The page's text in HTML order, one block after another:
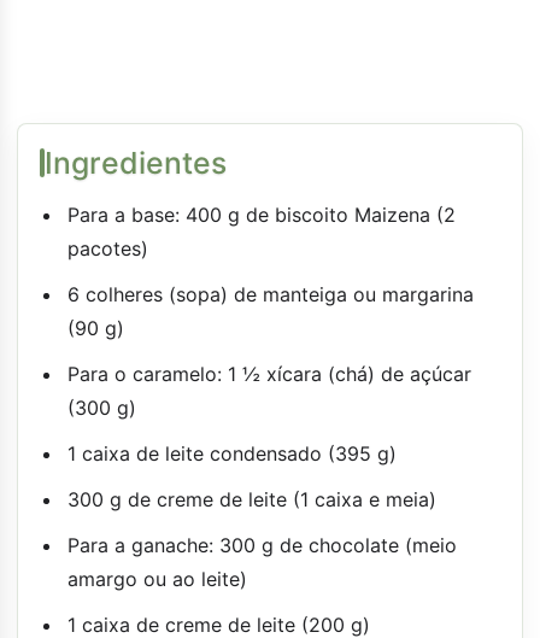
Ingredientes
Para a base: 400 g de biscoito Maizena (2
pacotes)
6 colheres (sopa) de manteiga ou margarina
(90 g)
Para o caramelo: 1 ½ xícara (chá) de açúcar
(300 g)
1 caixa de leite condensado (395 g)
300 g de creme de leite (1 caixa e meia)
Para a ganache: 300 g de chocolate (meio
amargo ou ao leite)
1 caixa de creme de leite (200 g)